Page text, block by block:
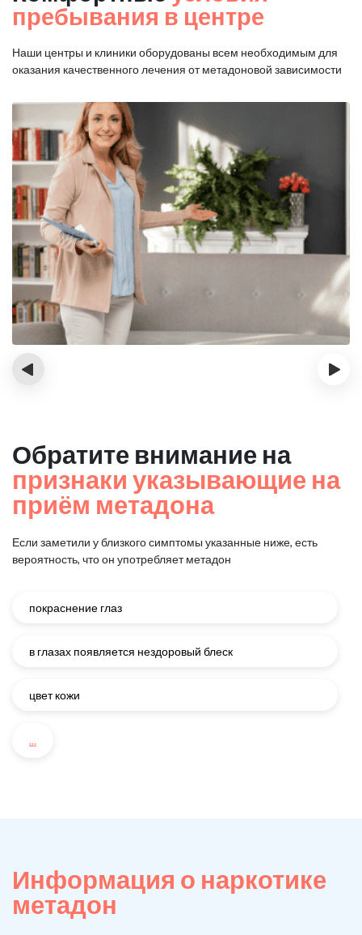
пребывания в центре
Наши центры и клиники оборудованы всем необходимым для
оказания качественного лечения от метадоновой зависимости
‹ ›
Обратите внимание на
признаки указывающие на
приём метадона
Если заметили у близкого симптомы указанные ниже, есть
вероятность, что он употребляет метадон
покраснение глаз
в глазах появляется нездоровый блеск
цвет кожи
...
Информация о наркотике
метадон